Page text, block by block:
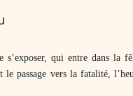
s’exposer, qui entre dans
le passage vers la fatalité,